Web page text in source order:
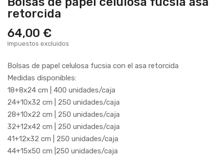
retorcida
64,00 €
Impuestos excluidos
Bolsas de papel celulosa fucsia con el asa retorcida
Medidas disponibles:
18+8x24 cm | 400 unidades/caja
24+10x32 cm | 250 unidades/caja
28+10x22 cm | 250 unidades/caja
32+12x42 cm | 250 unidades/caja
41+12x32 cm | 250 unidades/caja
44+15x50 cm |250 unidades/caja